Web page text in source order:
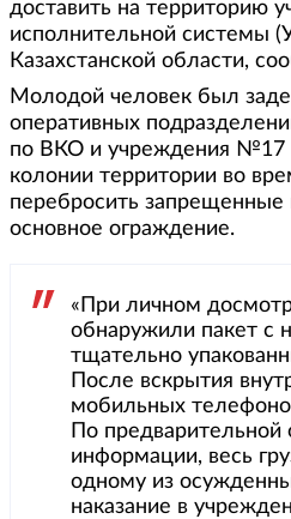
доставить на территорию
исполнительной системы
Казахстанской области,
Молодой человек был
оперативных
по ВКО и учреждения №17
колонии территории во
перебросить
основное ограждение.
«При личном
обнаружили пакет с
тщательно
После вскрытия
мобильных
По предварительной
информации, весь
одному из
наказание в